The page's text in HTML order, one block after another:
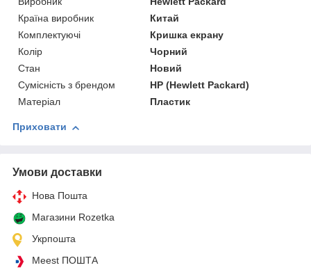
Країна виробник
Китай
Комплектуючі
Кришка екрану
Колір
Чорний
Стан
Новий
Сумісність з брендом
HP (Hewlett Packard)
Матеріал
Пластик
Приховати
Умови доставки
Нова Пошта
Магазини Rozetka
Укрпошта
Meest ПОШТА